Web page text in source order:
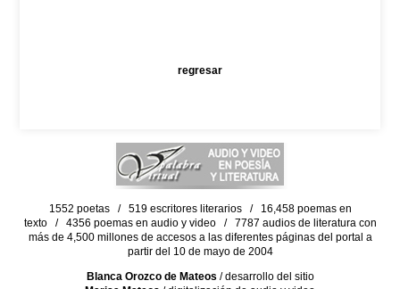
regresar
1552 poetas / 519 escritores literarios / 16,458 poemas en
texto / 4356 poemas en audio y video / 7787 audios de literatura con
más de 4,500 millones de accesos a las diferentes páginas del portal a
partir del 10 de mayo de 2004
Blanca Orozco de Mateos / desarrollo del sitio